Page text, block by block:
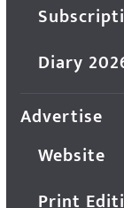
Diary
Advertise
Website
Print